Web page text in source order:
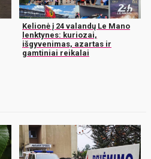
Kelionė į 24 valandų Le Mano
lenktynes: kuriozai,
išgyvenimas, azartas ir
gamtiniai reikalai